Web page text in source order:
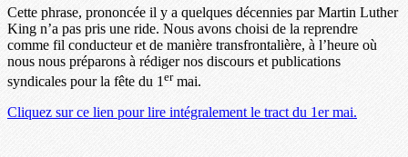
Cette phrase, prononcée il y a quelques décennies par Martin Luther
King n’a pas pris une ride. Nous avons choisi de la reprendre
comme fil conducteur et de manière transfrontalière, à l’heure où
nous nous préparons à rédiger nos discours et publications
syndicales pour la fête du 1 ermai.
Cliquez sur ce lien pour lire intégralement le tract du 1er mai.